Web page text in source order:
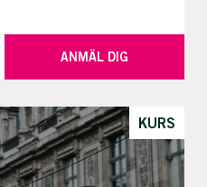
ANMÄL DIG
KURS